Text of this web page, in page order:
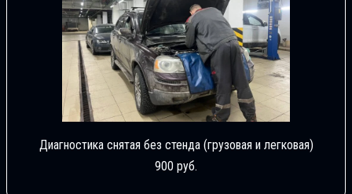
Диагностика снятая без стенда (грузовая и легковая)
900 руб.